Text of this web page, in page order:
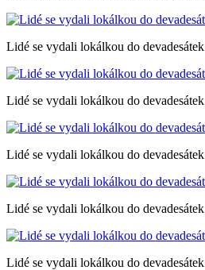
Lidé se vydali lokálkou do devadesátek
Lidé se vydali lokálkou do devadesátek
Lidé se vydali lokálkou do devadesátek
Lidé se vydali lokálkou do devadesátek
Lidé se vydali lokálkou do devadesátek